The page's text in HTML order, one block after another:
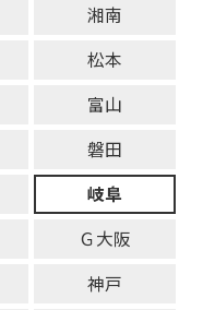
湘南
松本
富山
磐田
岐阜
Ｇ大阪
神戸